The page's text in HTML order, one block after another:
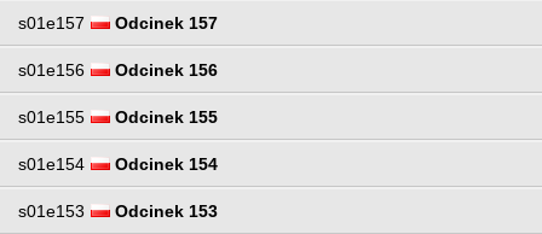
s01e157 Odcinek 157
s01e156 Odcinek 156
s01e155 Odcinek 155
s01e154 Odcinek 154
s01e153 Odcinek 153